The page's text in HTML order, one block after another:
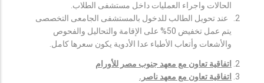
الحالات واجراء العمليات داخل مستشفى الطلاب.
عند تحويل الطالب للدخول بالمستشفى الجامعى التخصصى
يتم عمل تخفيض 50% على الإقامة والتحاليل والفحوص
والأشعات وأتعاب الأطباء عدا الأدوية يكون سعرها كامل.
اتفاقية تعاون مع معهد جنوب مصر للأورام
اتفاقية تعاون مع معهد ناصر.